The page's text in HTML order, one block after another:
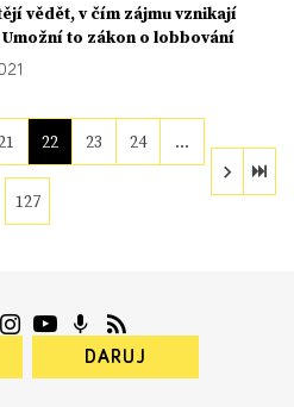
vědět, v čím zájmu vznikají
Umožní to zákon o lobbování
22 23 24 …
127
DARUJ